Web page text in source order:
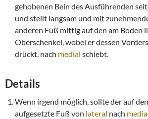
gehobenen Bein des Ausführenden
und stellt langsam und mit
anderen Fuß mittig auf den am Boden
Oberschenkel, wobei er dessen
drückt, nach medial schiebt.
Details
Wenn irgend möglich, sollte der auf
aufgesetzte Fuß von lateral nach